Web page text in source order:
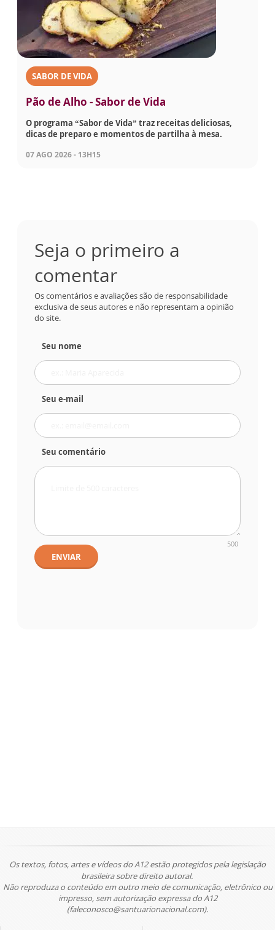
SABOR DE VIDA
Pão de Alho - Sabor de Vida
O programa “Sabor de Vida” traz receitas deliciosas,
dicas de preparo e momentos de partilha à mesa.
07 AGO 2026 - 13H15
Seja o primeiro a
comentar
Os comentários e avaliações são de responsabilidade
exclusiva de seus autores e não representam a opinião
do site.
Seu nome
Seu e-mail
Seu comentário
500
ENVIAR
Os textos, fotos, artes e vídeos do A12 estão protegidos pela legislação
brasileira sobre direito autoral.
Não reproduza o conteúdo em outro meio de comunicação, eletrônico ou
impresso, sem autorização expressa do A12
(faleconosco@santuarionacional.com).